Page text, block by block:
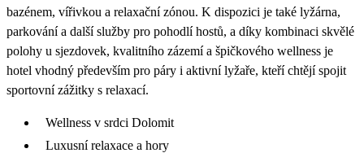
bazénem, vířivkou a relaxační zónou. K dispozici je také lyžárna,
parkování a další služby pro pohodlí hostů, a díky kombinaci skvělé
polohy u sjezdovek, kvalitního zázemí a špičkového wellness je
hotel vhodný především pro páry i aktivní lyžaře, kteří chtějí spojit
sportovní zážitky s relaxací.
Wellness v srdci Dolomit
Luxusní relaxace a hory